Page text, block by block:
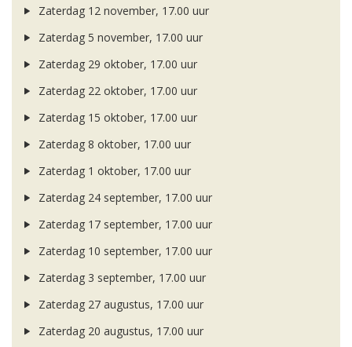
Zaterdag 12 november, 17.00 uur
Zaterdag 5 november, 17.00 uur
Zaterdag 29 oktober, 17.00 uur
Zaterdag 22 oktober, 17.00 uur
Zaterdag 15 oktober, 17.00 uur
Zaterdag 8 oktober, 17.00 uur
Zaterdag 1 oktober, 17.00 uur
Zaterdag 24 september, 17.00 uur
Zaterdag 17 september, 17.00 uur
Zaterdag 10 september, 17.00 uur
Zaterdag 3 september, 17.00 uur
Zaterdag 27 augustus, 17.00 uur
Zaterdag 20 augustus, 17.00 uur